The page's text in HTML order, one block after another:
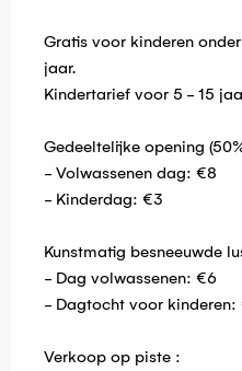
Gratis voor kinderen
jaar.
Kindertarief voor 5 - 15
Gedeeltelijke opening
- Volwassenen dag: €8
- Kinderdag: €3
Kunstmatig besneeuwde
- Dag volwassenen: €6
- Dagtocht voor kinderen:
Verkoop op piste :